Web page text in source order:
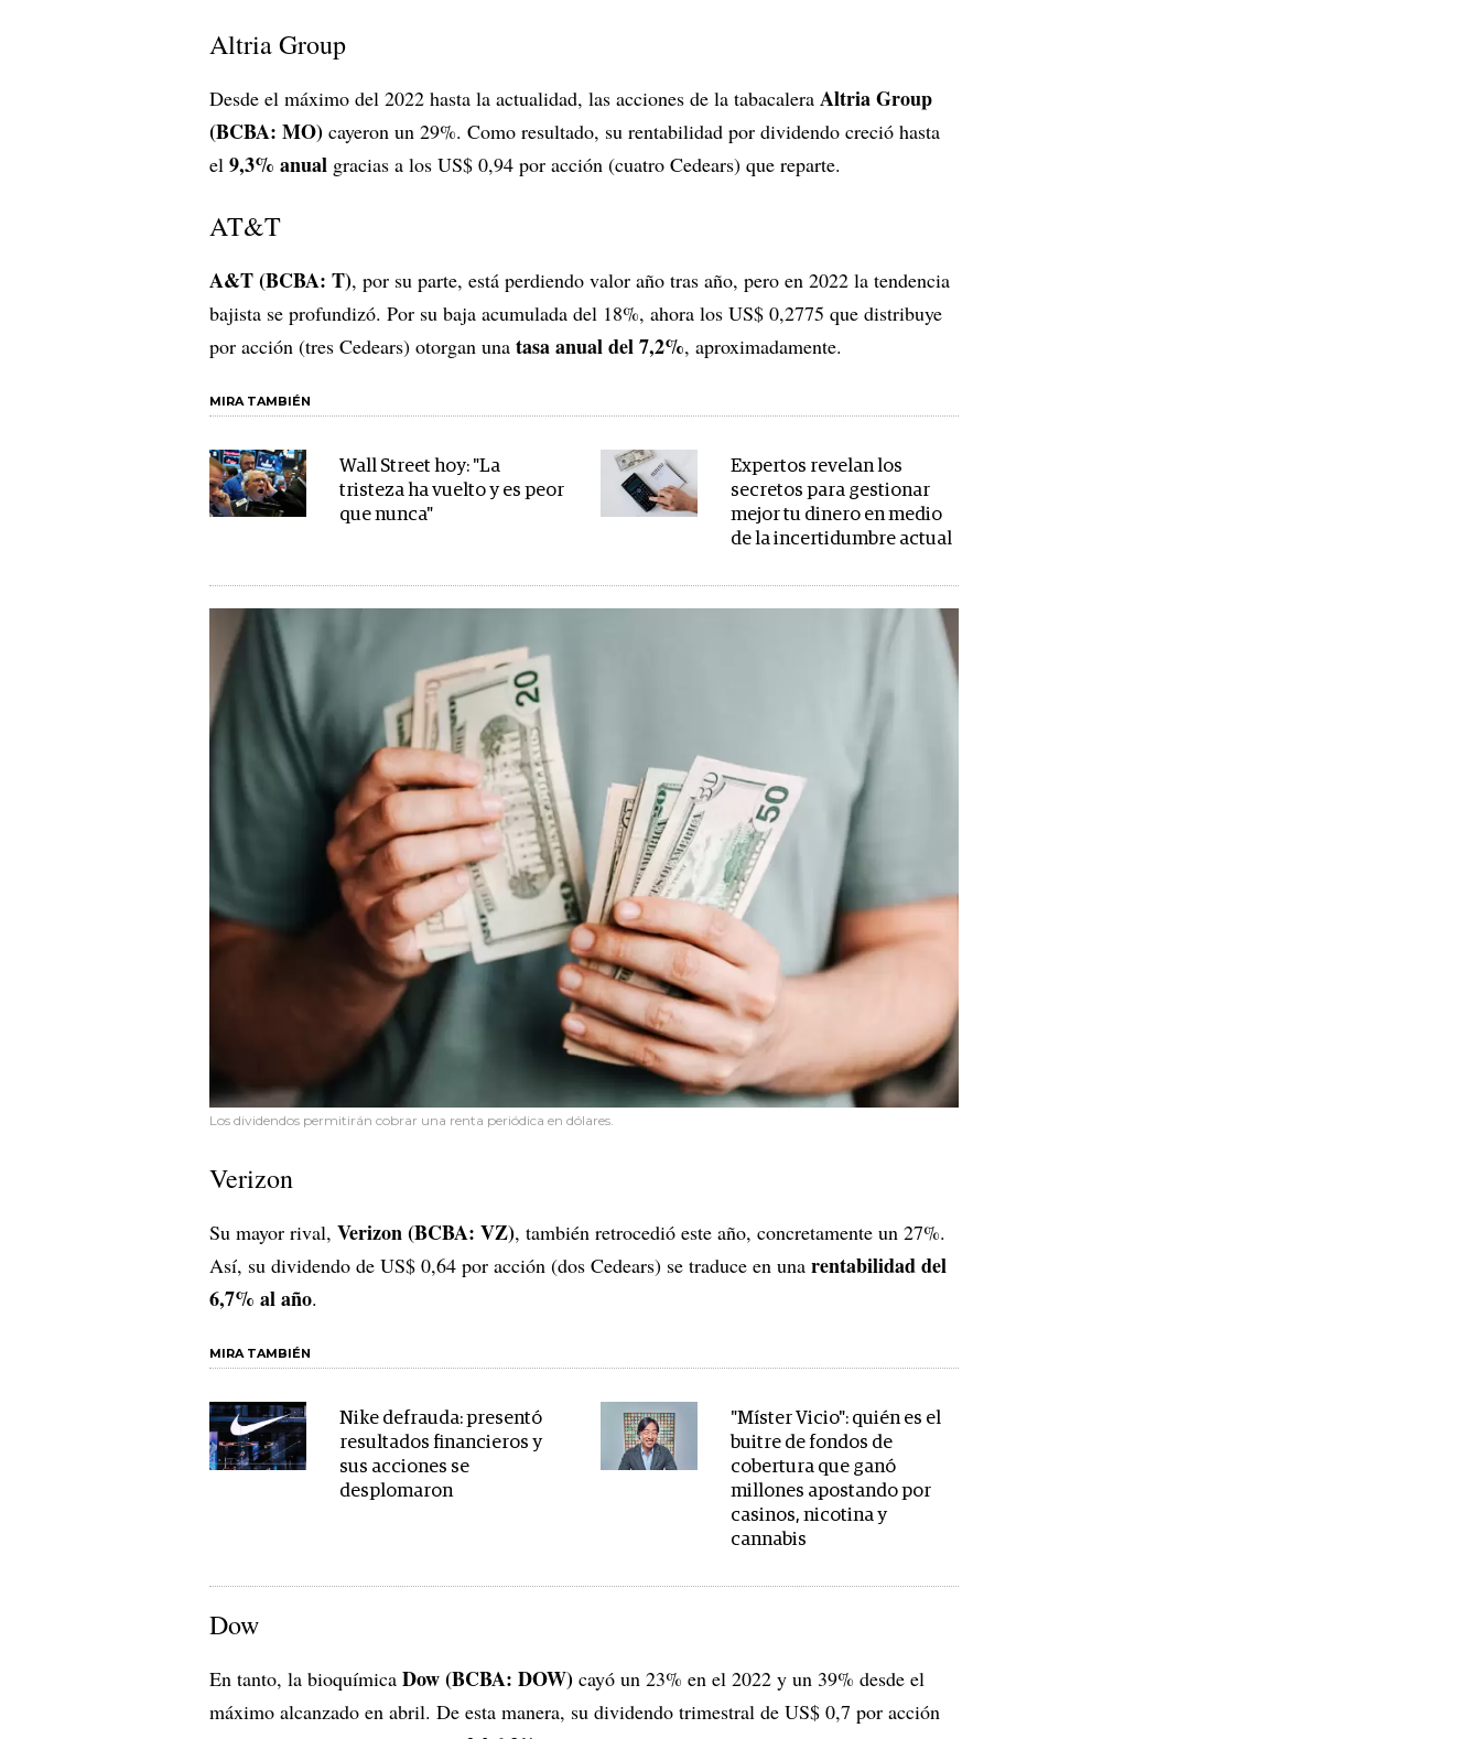
Altria Group
Desde el máximo del 2022 hasta la actualidad, las acciones de la tabacalera Altria Group
(BCBA: MO) cayeron un 29%. Como resultado, su rentabilidad por dividendo creció hasta
el 9,3% anual gracias a los US$ 0,94 por acción (cuatro Cedears) que reparte.
AT&T
A&T (BCBA: T), por su parte, está perdiendo valor año tras año, pero en 2022 la tendencia
bajista se profundizó. Por su baja acumulada del 18%, ahora los US$ 0,2775 que distribuye
por acción (tres Cedears) otorgan una tasa anual del 7,2%, aproximadamente.
MIRA TAMBIÉN
Wall Street hoy: "La
tristeza ha vuelto y es peor
que nunca"
Expertos revelan los
secretos para gestionar
mejor tu dinero en medio
de la incertidumbre actual
Los dividendos permitirán cobrar una renta periódica en dólares.
Verizon
Su mayor rival, Verizon (BCBA: VZ), también retrocedió este año, concretamente un 27%.
Así, su dividendo de US$ 0,64 por acción (dos Cedears) se traduce en una rentabilidad del
6,7% al año.
MIRA TAMBIÉN
Nike defrauda: presentó
resultados financieros y
sus acciones se
desplomaron
"Míster Vicio": quién es el
buitre de fondos de
cobertura que ganó
millones apostando por
casinos, nicotina y
cannabis
Dow
En tanto, la bioquímica Dow (BCBA: DOW) cayó un 23% en el 2022 y un 39% desde el
máximo alcanzado en abril. De esta manera, su dividendo trimestral de US$ 0,7 por acción